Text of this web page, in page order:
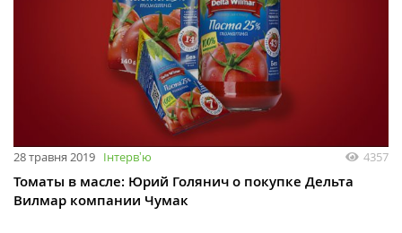
28 травня 2019 Інтервʼю 4357
Томаты в масле: Юрий Голянич о покупке Дельта
Вилмар компании Чумак